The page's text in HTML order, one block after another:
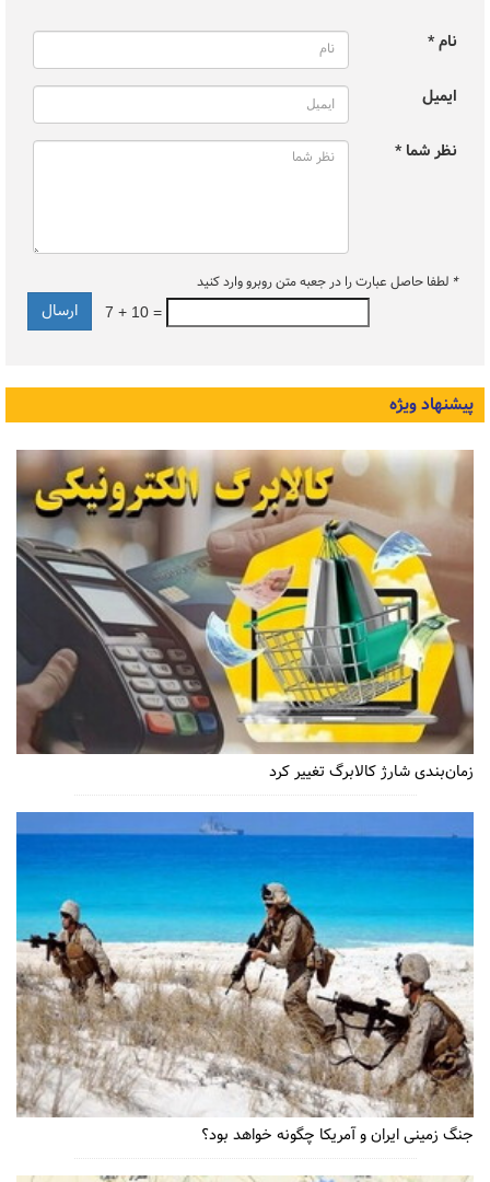
نام *
ایمیل
نظر شما *
* لطفا حاصل عبارت را در جعبه متن روبرو وارد کنید
7 + 10 =
پیشنهاد ویژه
زمان‌بندی شارژ کالابرگ تغییر کرد
جنگ زمینی ایران و آمریکا چگونه خواهد بود؟